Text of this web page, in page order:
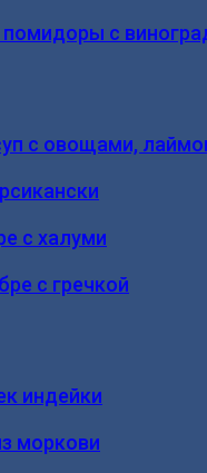
с
с овощами,
с халуми
с гречкой
индейки
моркови